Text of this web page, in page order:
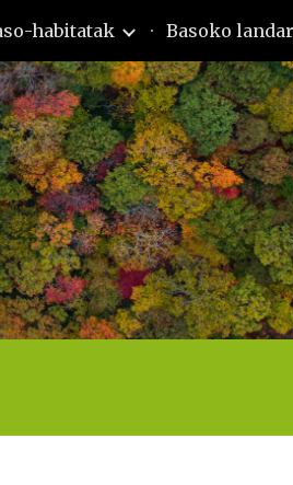
habitatak Basoko